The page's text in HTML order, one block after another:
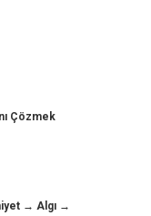
Çözmek
→ Algı →